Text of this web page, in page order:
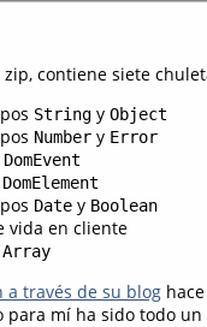
contiene siete
Stringy Object
Numbery Error
DomEvent
DomElement
Datey Boolean
vida en cliente
Array
a través de su bloghace
para mí ha sido todo